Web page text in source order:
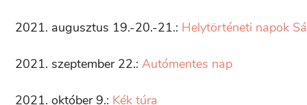
2021. augusztus 19.-20.-21.: Helytörténeti napok
2021. szeptember 22.: Autómentes nap
2021. október 9.: Kék túra